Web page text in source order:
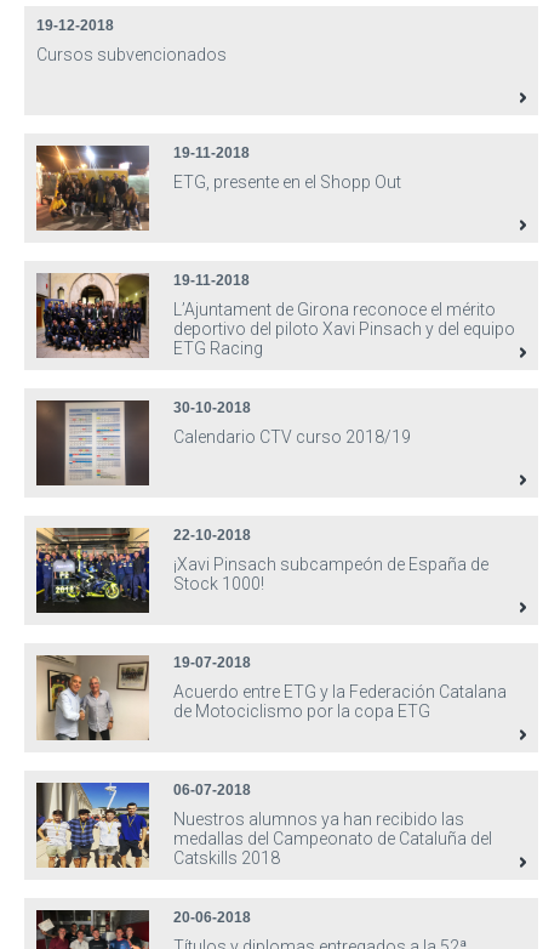
19-12-2018
Cursos subvencionados
19-11-2018
ETG, presente en el Shopp Out
19-11-2018
L’Ajuntament de Girona reconoce el mérito
deportivo del piloto Xavi Pinsach y del equipo
ETG Racing
30-10-2018
Calendario CTV curso 2018/19
22-10-2018
¡Xavi Pinsach subcampeón de España de
Stock 1000!
19-07-2018
Acuerdo entre ETG y la Federación Catalana
de Motociclismo por la copa ETG
06-07-2018
Nuestros alumnos ya han recibido las
medallas del Campeonato de Cataluña del
Catskills 2018
20-06-2018